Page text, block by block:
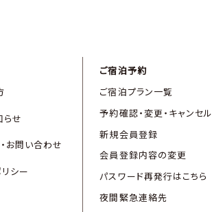
らせ
お問い合わせ
シー
ご宿泊予約
ご宿泊プラン一覧
予約確認・変更・キャンセル
新規会員登録
会員登録内容の変更
パスワード再発行はこちら
夜間緊急連絡先